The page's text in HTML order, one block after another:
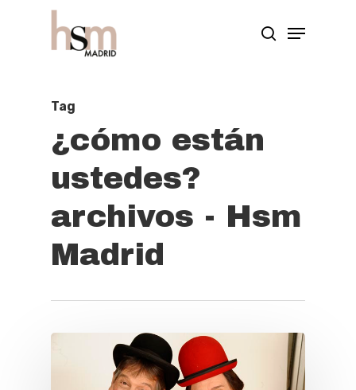
Tag
¿cómo están
ustedes?
archivos - Hsm
Madrid